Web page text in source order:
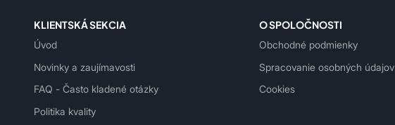
KLIENTSKÁ SEKCIA
Úvod
Novinky a zaujímavosti
FAQ - Často kladené otázky
Politika kvality
O SPOLOČNOSTI
Obchodné podmienky
Spracovanie osobných údajov
Cookies